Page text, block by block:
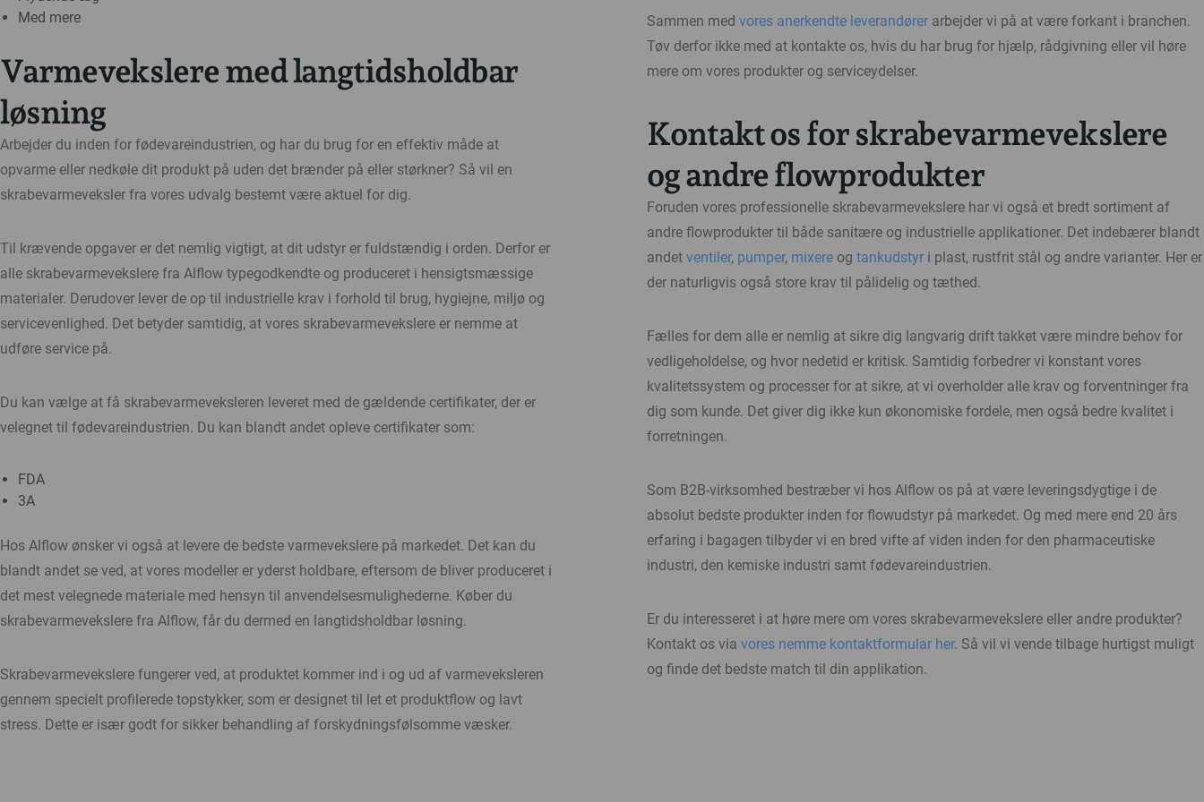
Med mere
Varmevekslere med langtidsholdbar
løsning
Arbejder du inden for fødevareindustrien, og har du brug for en effektiv måde at
opvarme eller nedkøle dit produkt på uden det brænder på eller størkner? Så vil en
skrabevarmeveksler fra vores udvalg bestemt være aktuel for dig.
Til krævende opgaver er det nemlig vigtigt, at dit udstyr er fuldstændig i orden. Derfor er
alle skrabevarmevekslere fra Alflow typegodkendte og produceret i hensigtsmæssige
materialer. Derudover lever de op til industrielle krav i forhold til brug, hygiejne, miljø og
servicevenlighed. Det betyder samtidig, at vores skrabevarmevekslere er nemme at
udføre service på.
Du kan vælge at få skrabevarmeveksleren leveret med de gældende certifikater, der er
velegnet til fødevareindustrien. Du kan blandt andet opleve certifikater som:
FDA
3A
Hos Alflow ønsker vi også at levere de bedste varmevekslere på markedet. Det kan du
blandt andet se ved, at vores modeller er yderst holdbare, eftersom de bliver produceret i
det mest velegnede materiale med hensyn til anvendelsesmulighederne. Køber du
skrabevarmevekslere fra Alflow, får du dermed en langtidsholdbar løsning.
Skrabevarmevekslere fungerer ved, at produktet kommer ind i og ud af varmeveksleren
gennem specielt profilerede topstykker, som er designet til let et produktflow og lavt
stress. Dette er især godt for sikker behandling af forskydningsfølsomme væsker.
Sammen med vores anerkendte leverandører arbejder vi på at være forkant i branchen.
Tøv derfor ikke med at kontakte os, hvis du har brug for hjælp, rådgivning eller vil høre
mere om vores produkter og serviceydelser.
Kontakt os for skrabevarmevekslere
og andre flowprodukter
Foruden vores professionelle skrabevarmevekslere har vi også et bredt sortiment af
andre flowprodukter til både sanitære og industrielle applikationer. Det indebærer blandt
andet ventiler, pumper, mixere og tankudstyr i plast, rustfrit stål og andre varianter. Her er
der naturligvis også store krav til pålidelig og tæthed.
Fælles for dem alle er nemlig at sikre dig langvarig drift takket være mindre behov for
vedligeholdelse, og hvor nedetid er kritisk. Samtidig forbedrer vi konstant vores
kvalitetssystem og processer for at sikre, at vi overholder alle krav og forventninger fra
dig som kunde. Det giver dig ikke kun økonomiske fordele, men også bedre kvalitet i
forretningen.
Som B2B-virksomhed bestræber vi hos Alflow os på at være leveringsdygtige i de
absolut bedste produkter inden for flowudstyr på markedet. Og med mere end 20 års
erfaring i bagagen tilbyder vi en bred vifte af viden inden for den pharmaceutiske
industri, den kemiske industri samt fødevareindustrien.
Er du interesseret i at høre mere om vores skrabevarmevekslere eller andre produkter?
Kontakt os via vores nemme kontaktformular her. Så vil vi vende tilbage hurtigst muligt
og finde det bedste match til din applikation.